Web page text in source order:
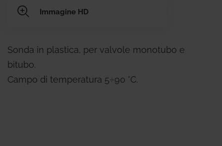
Immagine HD
Sonda in plastica, per valvole monotubo e
bitubo.
Campo di temperatura 5÷90 °C.